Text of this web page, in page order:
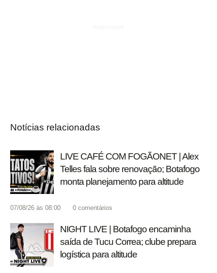
Notícias relacionadas
LIVE CAFÉ COM FOGÃONET | Alex
Telles fala sobre renovação; Botafogo
monta planejamento para altitude
07/08/26 às 08:00 0 comentários
NIGHT LIVE | Botafogo encaminha
saída de Tucu Correa; clube prepara
logística para altitude